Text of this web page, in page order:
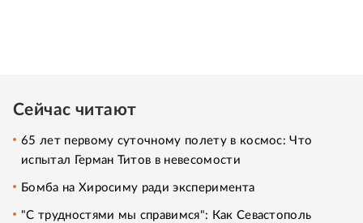
Сейчас читают
65 лет первому суточному полету в космос: Что
испытал Герман Титов в невесомости
Бомба на Хиросиму ради эксперимента
"С трудностями мы справимся": Как Севастополь